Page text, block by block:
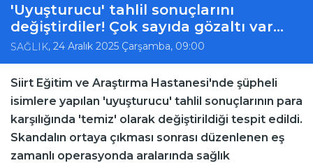
'Uyuşturucu' tahlil sonuçlarını
değiştirdiler! Çok sayıda gözaltı var...
SAĞLIK, 24 Aralık 2025 Çarşamba, 09:00
Siirt Eğitim ve Araştırma Hastanesi'nde şüpheli
isimlere yapılan 'uyuşturucu' tahlil sonuçlarının para
karşılığında 'temiz' olarak değiştirildiği tespit edildi.
Skandalın ortaya çıkması sonrası düzenlenen eş
zamanlı operasyonda aralarında sağlık